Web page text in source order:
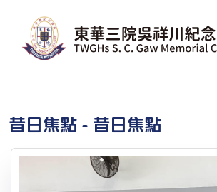
昔日焦點 - 昔日焦點